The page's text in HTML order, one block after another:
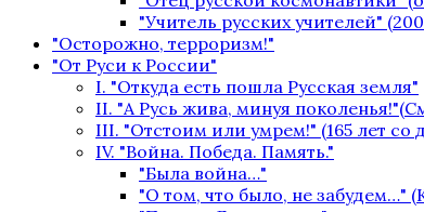
"Учитель русских учителей"
"Осторожно, терроризм!"
"От Руси к России"
I. "Откуда есть пошла Русская земля"
II. "А Русь жива, минуя
III. "Отстоим или умрем!" (165 лет со
IV. "Война. Победа. Память."
"Была война…"
"О том, что было, не забудем…"